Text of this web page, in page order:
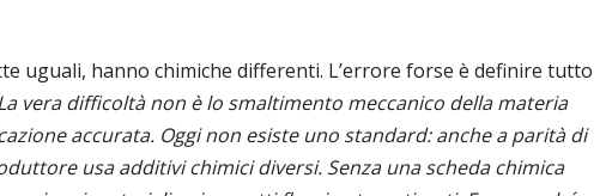
uguali, hanno chimiche differenti. L’errore forse è definire tutto
vera difficoltà non è lo smaltimento meccanico della materia
accurata. Oggi non esiste uno standard: anche a parità di
usa additivi chimici diversi. Senza una scheda chimica